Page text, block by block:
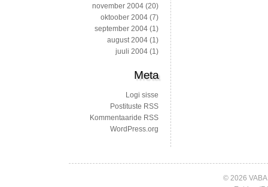
november 2004 (20)
oktoober 2004 (7)
september 2004 (1)
august 2004 (1)
juuli 2004 (1)
Meta
Logi sisse
Postituste RSS
Kommentaaride RSS
WordPress.org
© 2026